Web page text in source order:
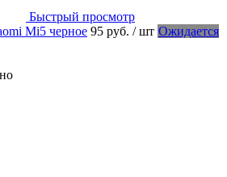
Быстрый просмотр
Mi5 черное 95 руб. / шт Ожидается